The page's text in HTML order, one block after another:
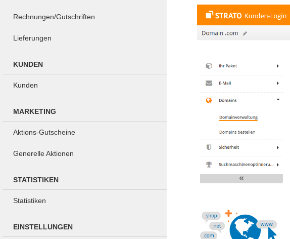
Rechnungen/Gutschriften
Lieferungen
KUNDEN
Kunden
MARKETING
Aktions-Gutscheine
Generelle Aktionen
STATISTIKEN
Statistiken
EINSTELLUNGEN